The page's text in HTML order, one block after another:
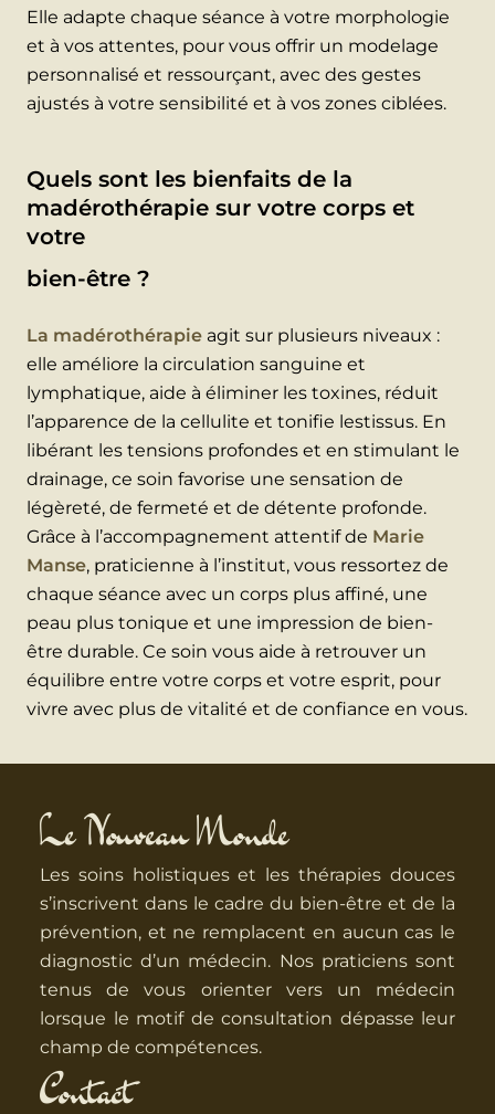
Elle adapte chaque séance à votre morphologie
et à vos attentes, pour vous offrir un modelage
personnalisé et ressourçant, avec des gestes
ajustés à votre sensibilité et à vos zones ciblées.
Quels sont les bienfaits de la
madérothérapie sur votre corps et
votre
bien-être ?
La madérothérapie agit sur plusieurs niveaux :
elle améliore la circulation sanguine et
lymphatique, aide à éliminer les toxines, réduit
l’apparence de la cellulite et tonifie lestissus. En
libérant les tensions profondes et en stimulant le
drainage, ce soin favorise une sensation de
légèreté, de fermeté et de détente profonde.
Grâce à l’accompagnement attentif de Marie
Manse, praticienne à l’institut, vous ressortez de
chaque séance avec un corps plus affiné, une
peau plus tonique et une impression de bien-
être durable. Ce soin vous aide à retrouver un
équilibre entre votre corps et votre esprit, pour
vivre avec plus de vitalité et de confiance en vous.
Le Nouveau Monde
Les soins holistiques et les thérapies douces
s’inscrivent dans le cadre du bien-être et de la
prévention, et ne remplacent en aucun cas le
diagnostic d’un médecin. Nos praticiens sont
tenus de vous orienter vers un médecin
lorsque le motif de consultation dépasse leur
champ de compétences.
Contact